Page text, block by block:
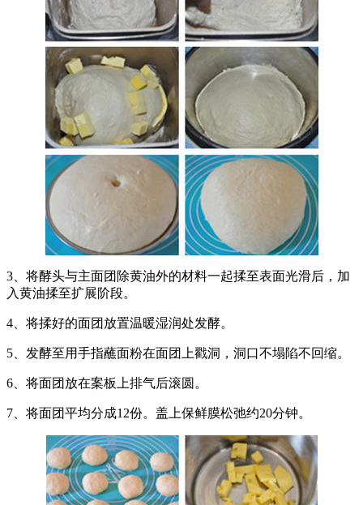
3、将酵头与主面团除黄油外的材料一起揉至表面光滑后，加
入黄油揉至扩展阶段。
4、将揉好的面团放置温暖湿润处发酵。
5、发酵至用手指蘸面粉在面团上戳洞，洞口不塌陷不回缩。
6、将面团放在案板上排气后滚圆。
7、将面团平均分成12份。盖上保鲜膜松弛约20分钟。